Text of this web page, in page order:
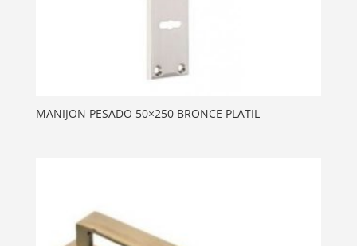
MANIJON PESADO 50×250 BRONCE PLATIL